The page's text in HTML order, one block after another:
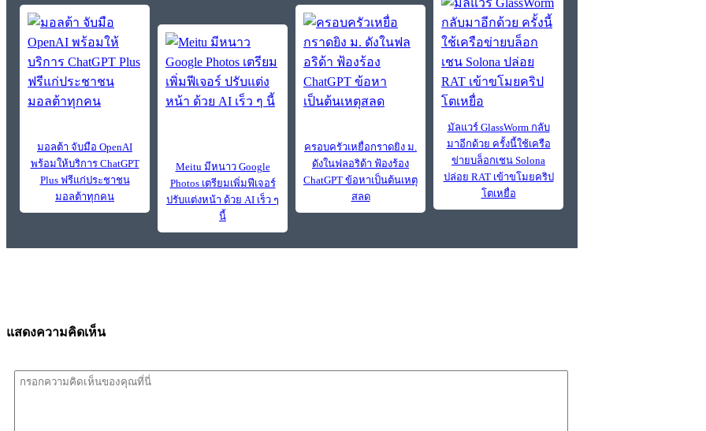
มอลต้า จับมือ OpenAI
พร้อมให้บริการ ChatGPT
Plus ฟรีแก่ประชาชน
มอลต้าทุกคน
Meitu มีหนาว Google
Photos เตรียมเพิ่มฟีเจอร์
ปรับแต่งหน้า ด้วย AI เร็ว ๆ
นี้
ครอบครัวเหยื่อกราดยิง ม.
ดังในฟลอริด้า ฟ้องร้อง
ChatGPT ข้อหาเป็นต้นเหตุ
สลด
มัลแวร์ GlassWorm กลับ
มาอีกด้วย ครั้งนี้ใช้เครือ
ข่ายบล็อกเชน Solona
ปล่อย RAT เข้าขโมยคริป
โตเหยื่อ
แสดงความคิดเห็น